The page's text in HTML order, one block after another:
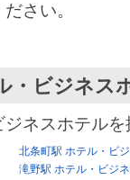
さい。
・ビジネス
ネスホテル
北条町駅 ホテル・ビ
滝野駅 ホテル・ビジ